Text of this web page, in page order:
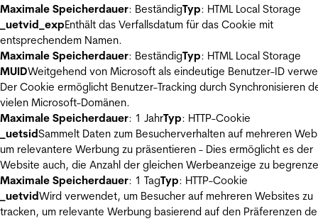
Maximale Speicherdauer: BeständigTyp: HTML Local Storage
_uetvid_expEnthält das Verfallsdatum für das Cookie mit
entsprechendem Namen.
Maximale Speicherdauer: BeständigTyp: HTML Local Storage
MUIDWeitgehend von Microsoft als eindeutige Benutzer-ID
Der Cookie ermöglicht Benutzer-Tracking durch Synchronisieren
vielen Microsoft-Domänen.
Maximale Speicherdauer: 1 JahrTyp: HTTP-Cookie
_uetsidSammelt Daten zum Besucherverhalten auf mehreren
um relevantere Werbung zu präsentieren - Dies ermöglicht es der
Website auch, die Anzahl der gleichen Werbeanzeige zu
Maximale Speicherdauer: 1 TagTyp: HTTP-Cookie
_uetvidWird verwendet, um Besucher auf mehreren Websites zu
tracken, um relevante Werbung basierend auf den Präferenzen